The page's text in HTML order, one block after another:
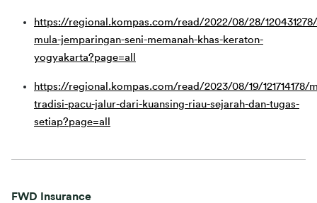
https://regional.kompas.com/read/2022/08/28/
mula-jemparingan-seni-memanah-khas-keraton-
yogyakarta?page=all
https://regional.kompas.com/read/2023/08/19/121714178/
tradisi-pacu-jalur-dari-kuansing-riau-sejarah-dan-tugas-
setiap?page=all
FWD Insurance